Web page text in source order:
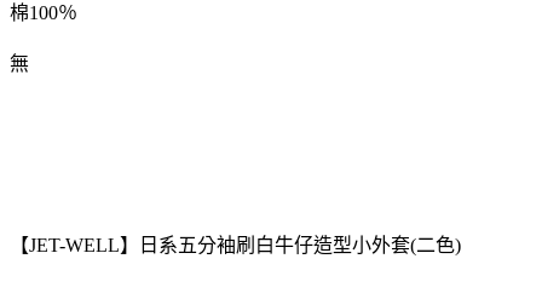
棉100％
無
【JET-WELL】日系五分袖刷白牛仔造型小外套(二色)